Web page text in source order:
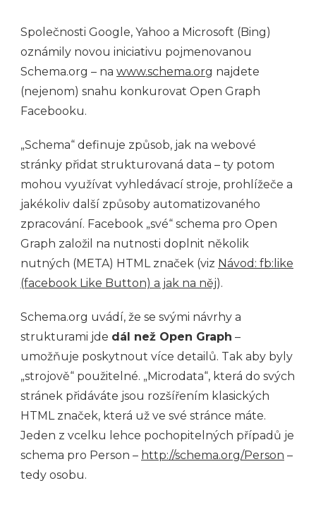
Společnosti Google, Yahoo a Microsoft (Bing)
oznámily novou iniciativu pojmenovanou
Schema.org – na www.schema.org najdete
(nejenom) snahu konkurovat Open Graph
Facebooku.
„Schema“ definuje způsob, jak na webové
stránky přidat strukturovaná data – ty potom
mohou využívat vyhledávací stroje, prohlížeče a
jakékoliv další způsoby automatizovaného
zpracování. Facebook „své“ schema pro Open
Graph založil na nutnosti doplnit několik
nutných (META) HTML značek (viz Návod: fb:like
(facebook Like Button) a jak na něj).
Schema.org uvádí, že se svými návrhy a
strukturami jde dál než Open Graph –
umožňuje poskytnout více detailů. Tak aby byly
„strojově“ použitelné. „Microdata“, která do svých
stránek přidáváte jsou rozšířením klasických
HTML značek, která už ve své stránce máte.
Jeden z vcelku lehce pochopitelných případů je
schema pro Person – http://schema.org/Person –
tedy osobu.